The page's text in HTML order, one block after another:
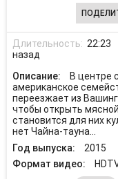
Длительность: 22:23
назад
Описание:
В центре
американское
переезжает из
чтобы открыть
становится для них
нет Чайна-тауна...
Год выпуска:
2015
Формат видео: